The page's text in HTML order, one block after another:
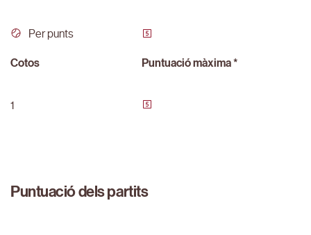
Per punts
Cotos
1
Puntuació màxima *
Puntuació dels partits